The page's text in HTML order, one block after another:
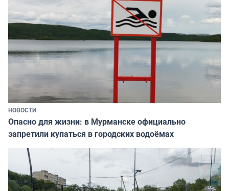
НОВОСТИ
Опасно для жизни: в Мурманске официально
запретили купаться в городских водоёмах